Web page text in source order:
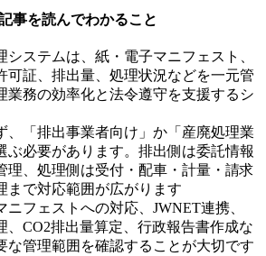
事を読んでわかること
システムは、紙・電子マニフェスト、
可証、排出量、処理状況などを一元管
業務の効率化と法令遵守を支援するシ
、「排出事業者向け」か「産廃処理業
ぶ必要があります。排出側は委託情報
理、処理側は受付・配車・計量・請求
まで対応範囲が広がります
ニフェストへの対応、JWNET連携、
、CO2排出量算定、行政報告書作成な
な管理範囲を確認することが大切です